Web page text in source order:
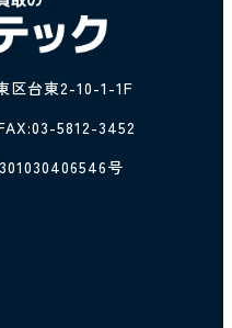
区台東2-10-1-1F
5812-3452
号